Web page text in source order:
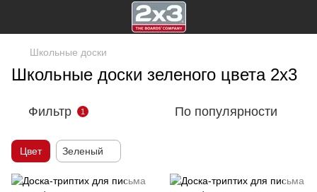
Школьные доски
Школьные доски зеленого цвета 2х3
Фильтр 1 По популярности
Цвет Зеленый